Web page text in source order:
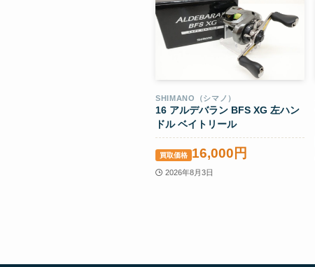
SHIMANO（シマノ）
16 アルデバラン BFS XG 左ハン
ドル ベイトリール
買取価格 16,000円
2026年8月3日